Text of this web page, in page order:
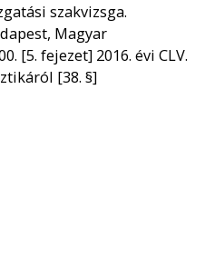
szakvizsga.
Magyar
[5. fejezet] 2016. évi CLV.
[38. §]